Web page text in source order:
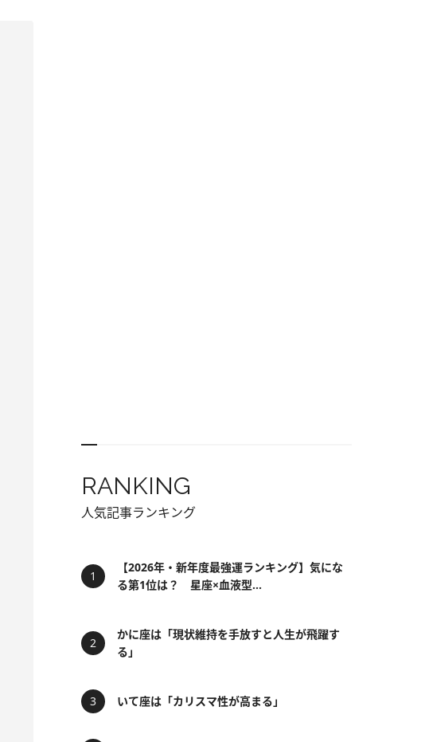
RANKING
人気記事ランキング
【2026年・新年度最強運ランキング】気にな
る第1位は？ 星座×血液型...
かに座は「現状維持を手放すと人生が飛躍す
る」
いて座は「カリスマ性が高まる」